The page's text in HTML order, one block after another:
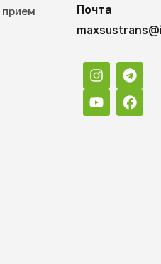
прием
Почта